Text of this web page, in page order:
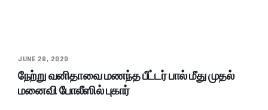
JUNE 28, 2020
நேற்று வனிதாவை மணந்த பீட்டர் பால் மீது முதல்
மனைவி போலீஸில் புகார்